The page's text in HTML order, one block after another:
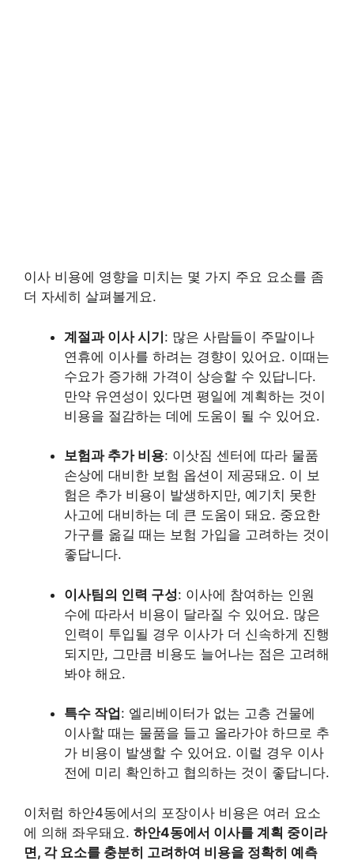
이사 비용에 영향을 미치는 몇 가지 주요 요소를 좀
더 자세히 살펴볼게요.
계절과 이사 시기: 많은 사람들이 주말이나
연휴에 이사를 하려는 경향이 있어요. 이때는
수요가 증가해 가격이 상승할 수 있답니다.
만약 유연성이 있다면 평일에 계획하는 것이
비용을 절감하는 데에 도움이 될 수 있어요.
보험과 추가 비용: 이삿짐 센터에 따라 물품
손상에 대비한 보험 옵션이 제공돼요. 이 보
험은 추가 비용이 발생하지만, 예기치 못한
사고에 대비하는 데 큰 도움이 돼요. 중요한
가구를 옮길 때는 보험 가입을 고려하는 것이
좋답니다.
이사팀의 인력 구성: 이사에 참여하는 인원
수에 따라서 비용이 달라질 수 있어요. 많은
인력이 투입될 경우 이사가 더 신속하게 진행
되지만, 그만큼 비용도 늘어나는 점은 고려해
봐야 해요.
특수 작업 : 엘리베이터가 없는 고층 건물에
이사할 때는 물품을 들고 올라가야 하므로 추
가 비용이 발생할 수 있어요. 이럴 경우 이사
전에 미리 확인하고 협의하는 것이 좋답니다.
이처럼 하안4동에서의 포장이사 비용은 여러 요소
에 의해 좌우돼요. 하안4동에서 이사를 계획 중이라
면, 각 요소를 충분히 고려하여 비용을 정확히 예측